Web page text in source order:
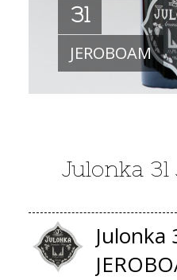
3l
JEROBOAM
Julonka 3l
Julonka